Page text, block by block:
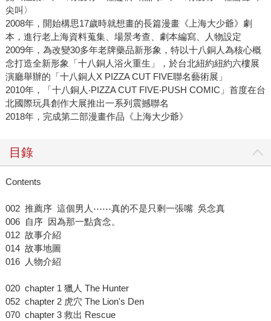
尖叫〉
2008年，開始構思17歲時就想畫的長篇漫畫《上海大少爺》劇
本，進行老上海資料蒐集、場景考查、劇本編寫、人物設定
2009年，為改變30多年老牌藥品新形象，特以十八銅人為核心概
念打造全新形象「十八銅人浴火重生」，於台北紐約紐約六樓展
演廳舉辦的「十八銅人X PIZZA CUT FIVE聯名藝術展」
2010年，「十八銅人‧PIZZA CUT FIVE‧PUSH COMIC」首度在台
北國際玩具創作大展推出一系列震撼聯名
2018年，完成第二部漫畫作品《上海大少爺》
目錄
Contents
002 推薦序 這個男人⋯⋯真的不是只剩一張嘴 吳念真
006 自序 因為那一點貪念。
012 故事介紹
014 故事地圖
016 人物介紹
020 chapter 1 獵人 The Hunter
052 chapter 2 虎穴 The Lion's Den
070 chapter 3 救出 Rescue